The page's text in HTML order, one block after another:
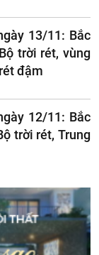
13/11: Bắc
trời rét, vùng
đậm
12/11: Bắc
trời rét, Trung